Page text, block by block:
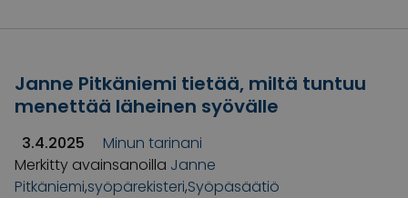
Janne Pitkäniemi tietää, miltä tuntuu
menettää läheinen syövälle
3.4.2025
Minun tarinani
Merkitty avainsanoilla Janne
Pitkäniemi,syöpärekisteri,Syöpäsäätiö